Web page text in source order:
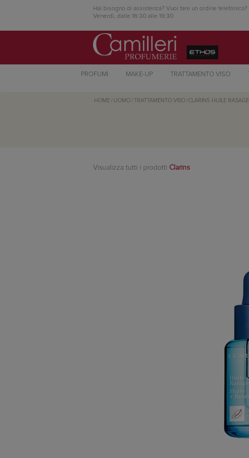
Hai bisogno di assistenza? Vuoi fare un ordine telefonico?
Venerdì, dalle 16:30 alle 19:30
PROFUMI MAKE-UP TRATTAMENTO VISO
HOME / UOMO / TRATTAMENTO VISO / CLARINS HUILE
Visualizza tutti i prodotti Clarins